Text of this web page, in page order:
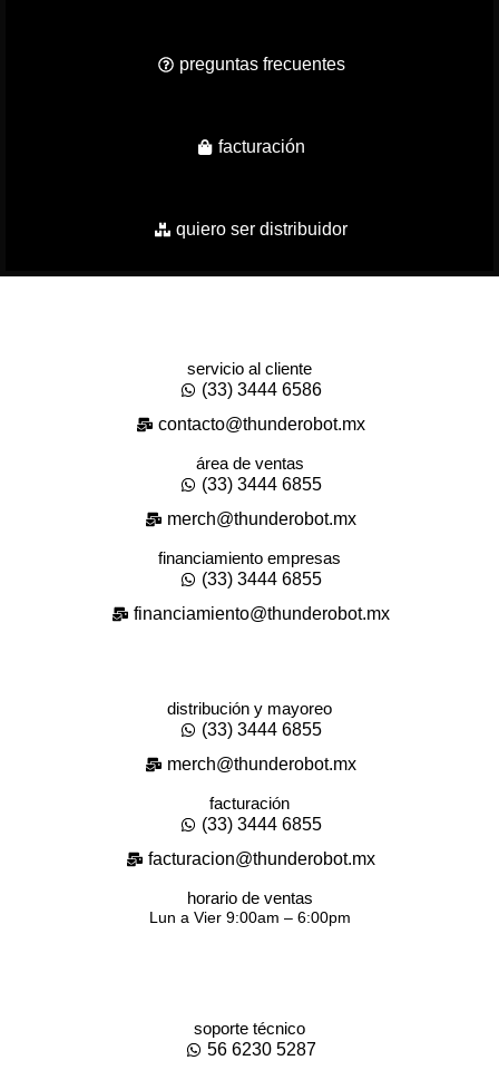
preguntas frecuentes
facturación
quiero ser distribuidor
servicio al cliente
(33) 3444 6586
contacto@thunderobot.mx
área de ventas
(33) 3444 6855
merch@thunderobot.mx
financiamiento empresas
(33) 3444 6855
financiamiento@thunderobot.mx
distribución y mayoreo
(33) 3444 6855
merch@thunderobot.mx
facturación
(33) 3444 6855
facturacion@thunderobot.mx
horario de ventas
Lun a Vier 9:00am – 6:00pm
soporte técnico
56 6230 5287